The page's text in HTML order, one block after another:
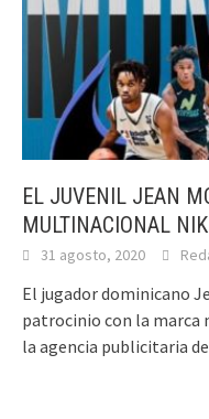
EL JUVENIL JEAN
MULTINACIONAL
31 agosto, 2020
El jugador dominicano
patrocinio con la
la agencia publicitaria